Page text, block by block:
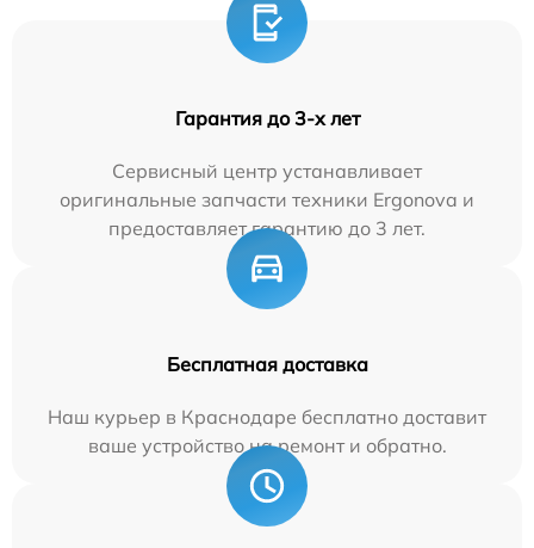
Гарантия до 3-х лет
Сервисный центр устанавливает
оригинальные запчасти техники Ergonova и
предоставляет гарантию до 3 лет.
Бесплатная доставка
Наш курьер в Краснодаре бесплатно доставит
ваше устройство на ремонт и обратно.